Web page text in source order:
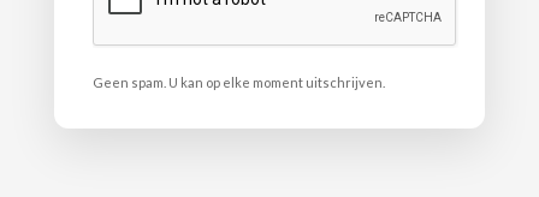
Geen spam. U kan op elke moment uitschrijven.